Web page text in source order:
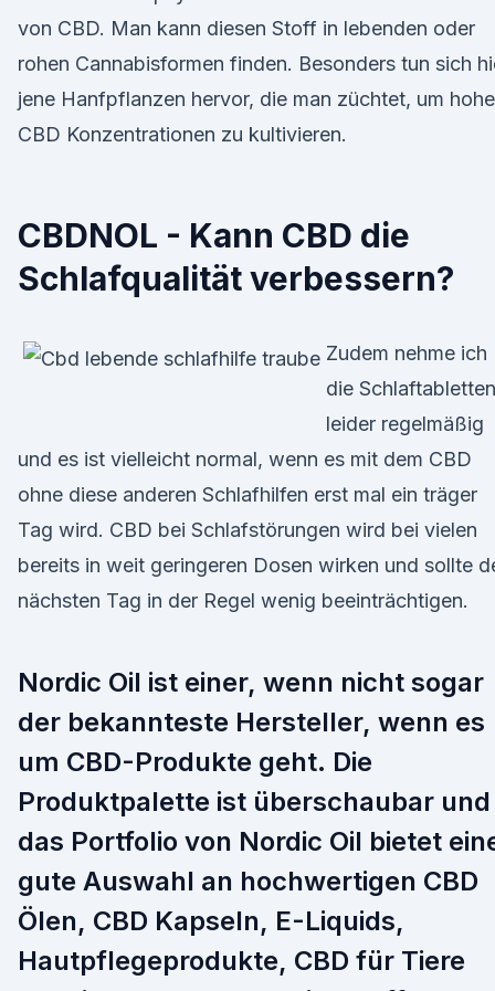
von CBD. Man kann diesen Stoff in lebenden oder
rohen Cannabisformen finden. Besonders tun sich
jene Hanfpflanzen hervor, die man züchtet, um hohe
CBD Konzentrationen zu kultivieren.
CBDNOL - Kann CBD die
Schlafqualität verbessern?
Zudem nehme ich
die Schlaftabletten
leider regelmäßig
und es ist vielleicht normal, wenn es mit dem CBD
ohne diese anderen Schlafhilfen erst mal ein träger
Tag wird. CBD bei Schlafstörungen wird bei vielen
bereits in weit geringeren Dosen wirken und sollte
nächsten Tag in der Regel wenig beeinträchtigen.
Nordic Oil ist einer, wenn nicht sogar
der bekannteste Hersteller, wenn es
um CBD-Produkte geht. Die
Produktpalette ist überschaubar und
das Portfolio von Nordic Oil bietet
gute Auswahl an hochwertigen CBD
Ölen, CBD Kapseln, E-Liquids,
Hautpflegeprodukte, CBD für Tiere